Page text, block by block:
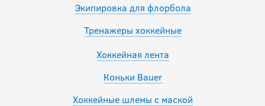
Экипировка для флорбола
Тренажеры хоккейные
Хоккейная лента
Коньки Bauer
Хоккейные шлемы с маской